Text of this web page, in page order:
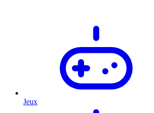
Jeux